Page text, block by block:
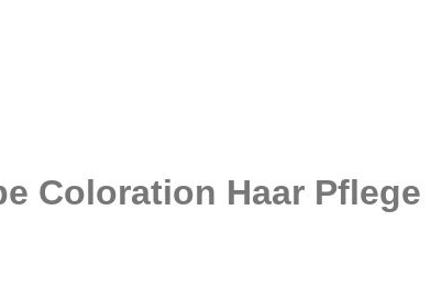
Coloration Haar Pflege